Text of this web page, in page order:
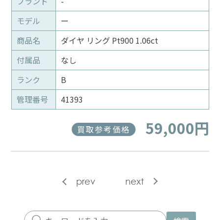
モデル
ー
商品名
ダイヤ リング Pt900 1.06ct
付属品
なし
ランク
B
管理番号
41393
買取参考価格 59,000円
prev next